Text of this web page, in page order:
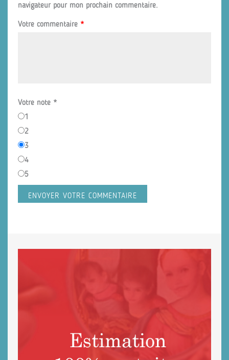
navigateur pour mon prochain commentaire.
Votre commentaire *
Votre note *
1
2
3
4
5